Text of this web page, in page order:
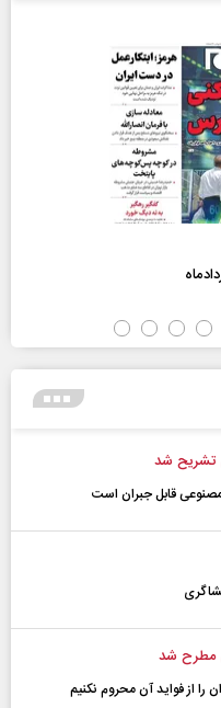
تشریح شد
قابل جبران است
مطرح شد
را از فواید آن محروم نکنیم